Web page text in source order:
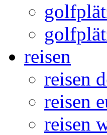
reisen
reisen
reisen
reisen